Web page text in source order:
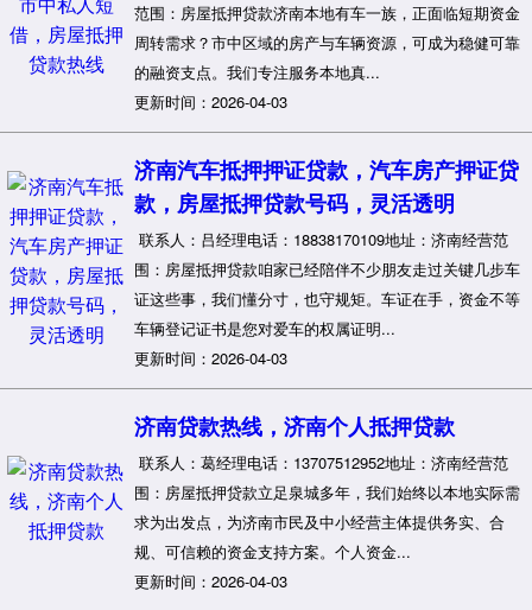
范围：房屋抵押贷款济南本地有车一族，正面临短期资金
周转需求？市中区域的房产与车辆资源，可成为稳健可靠
的融资支点。我们专注服务本地真...
更新时间：2026-04-03
济南汽车抵押押证贷款，汽车房产押证贷
款，房屋抵押贷款号码，灵活透明
联系人：吕经理电话：18838170109地址：济南经营范
围：房屋抵押贷款咱家已经陪伴不少朋友走过关键几步车
证这些事，我们懂分寸，也守规矩。车证在手，资金不等
车辆登记证书是您对爱车的权属证明...
更新时间：2026-04-03
济南贷款热线，济南个人抵押贷款
联系人：葛经理电话：13707512952地址：济南经营范
围：房屋抵押贷款立足泉城多年，我们始终以本地实际需
求为出发点，为济南市民及中小经营主体提供务实、合
规、可信赖的资金支持方案。个人资金...
更新时间：2026-04-03